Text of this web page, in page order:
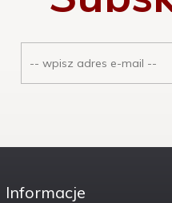
Informacje